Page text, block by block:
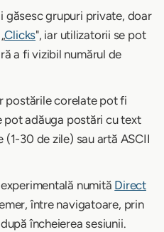
găsesc grupuri private, doar
Clicks", iar utilizatorii se pot
a fi vizibil numărul de
postările corelate pot fi
pot adăuga postări cu text
30 de zile) sau artă ASCII
numită Direct
între navigatoare, prin
încheierea sesiunii.